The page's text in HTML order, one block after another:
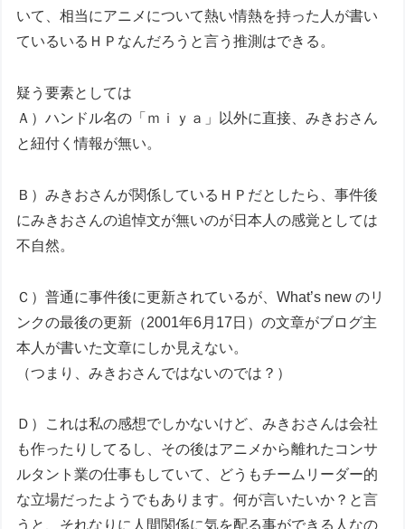
いて、相当にアニメについて熱い情熱を持った人が書い
ているいるＨＰなんだろうと言う推測はできる。
疑う要素としては
Ａ）ハンドル名の「ｍｉｙａ」以外に直接、みきおさん
と紐付く情報が無い。
Ｂ）みきおさんが関係しているＨＰだとしたら、事件後
にみきおさんの追悼文が無いのが日本人の感覚としては
不自然。
Ｃ）普通に事件後に更新されているが、What’s new のリ
ンクの最後の更新（2001年6月17日）の文章がブログ主
本人が書いた文章にしか見えない。
（つまり、みきおさんではないのでは？）
Ｄ）これは私の感想でしかないけど、みきおさんは会社
も作ったりしてるし、その後はアニメから離れたコンサ
ルタント業の仕事もしていて、どうもチームリーダー的
な立場だったようでもあります。何が言いたいか？と言
うと、それなりに人間関係に気を配る事ができる人なの